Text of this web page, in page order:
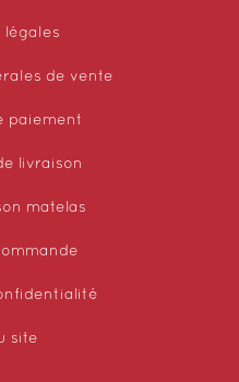
légales
de vente
paiement
livraison
matelas
site